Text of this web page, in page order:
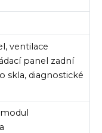
ventilace
panel zadní
skla, diagnostické